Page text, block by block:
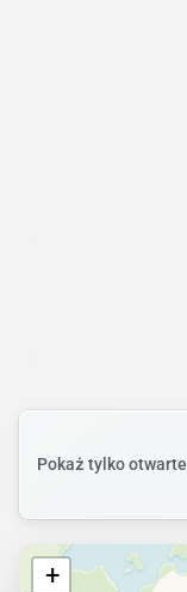
Pokaż tylko otwarte
+